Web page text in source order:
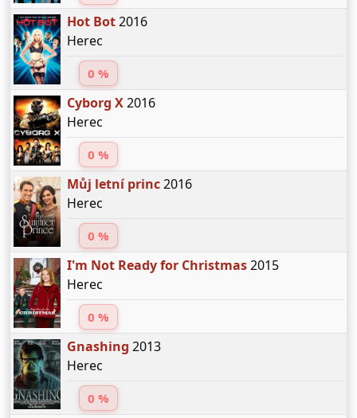
Hot Bot2016
Herec
0 %
Cyborg X2016
Herec
0 %
Můj letní princ2016
Herec
0 %
I'm Not Ready for Christmas2015
Herec
0 %
Gnashing 2013
Herec
0 %